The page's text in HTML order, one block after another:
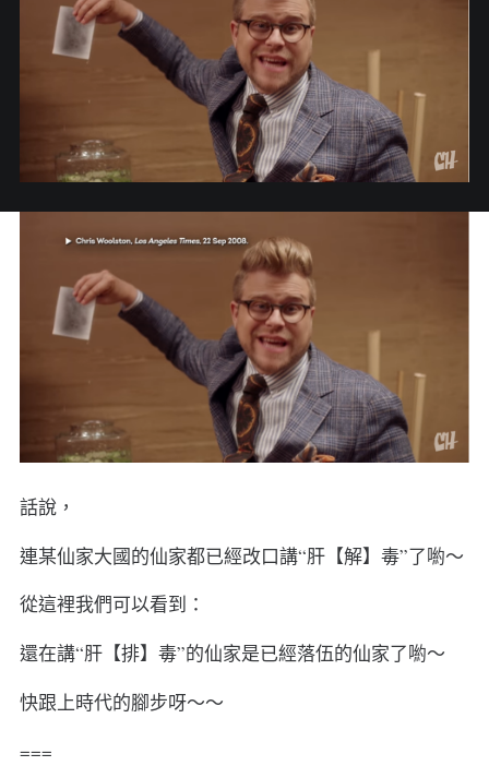
話說，
連某仙家大國的仙家都已經改口講“肝【解】毒”了喲～
從這裡我們可以看到：
還在講“肝【排】毒”的仙家是已經落伍的仙家了喲～
快跟上時代的腳步呀～～
===